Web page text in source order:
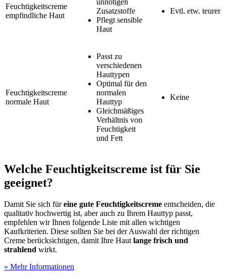
Feuchtigkeitscreme
empfindliche Haut
unnötigen
Zusatzstoffe
Pflegt sensible
Haut
Evtl. etw. teurer
Feuchtigkeitscreme
normale Haut
Passt zu
verschiedenen
Hauttypen
Optimal für den
normalen
Hauttyp
Gleichmäßiges
Verhältnis von
Feuchtigkeit
und Fett
Keine
Welche Feuchtigkeitscreme ist für Sie
geeignet?
Damit Sie sich füreine gute Feuchtigkeitscreme entscheiden, die
qualitativ hochwertig ist, aber auch zu Ihrem Hauttyp passt,
empfehlen wir Ihnen folgende Liste mit allen wichtigen
Kaufkriterien. Diese sollten Sie bei der Auswahl der richtigen
Creme berücksichtigen, damit Ihre Haut lange frisch und
strahlend wirkt.
» Mehr Informationen